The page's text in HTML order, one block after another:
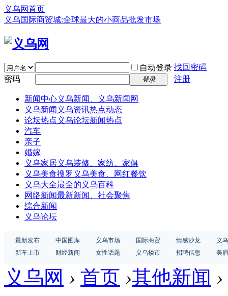
义乌网首页
义乌国际商贸城:全球最大的小商品批发市场
自动登录 找回密码
密码
登录 注册
新闻中心义乌新闻、义乌新闻网
义乌新闻 义乌资讯热点动态
论坛热点 义乌论坛新闻热点
汽车
亲子
婚嫁
义乌家居义乌装修、家纺、家俱
义乌美食搜罗义乌美食、网红餐饮
义乌大全最全的义乌百科
网络新闻最新新闻、社会聚焦
综合新闻
义乌论坛
最新发布 中国图库 义乌市场 国际商贸 情感沙龙
义
新车上市
财经新闻 女性话题 义乌楼市 招聘信息 美
义乌网 › 首页 ›其他新闻 ›